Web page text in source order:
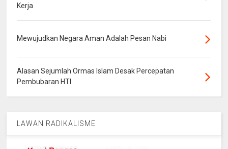
Kerja
Mewujudkan Negara Aman Adalah Pesan Nabi
Alasan Sejumlah Ormas Islam Desak Percepatan
Pembubaran HTI
LAWAN RADIKALISME